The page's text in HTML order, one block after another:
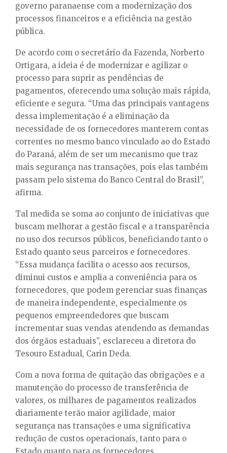
governo paranaense com a modernização dos
processos financeiros e a eficiência na gestão
pública.
De acordo com o secretário da Fazenda, Norberto
Ortigara, a ideia é de modernizar e agilizar o
processo para suprir as pendências de
pagamentos, oferecendo uma solução mais rápida,
eficiente e segura. “Uma das principais vantagens
dessa implementação é a eliminação da
necessidade de os fornecedores manterem contas
correntes no mesmo banco vinculado ao do Estado
do Paraná, além de ser um mecanismo que traz
mais segurança nas transações, pois elas também
passam pelo sistema do Banco Central do Brasil”,
afirma.
Tal medida se soma ao conjunto de iniciativas que
buscam melhorar a gestão fiscal e a transparência
no uso dos recursos públicos, beneficiando tanto o
Estado quanto seus parceiros e fornecedores.
“Essa mudança facilita o acesso aos recursos,
diminui custos e amplia a conveniência para os
fornecedores, que podem gerenciar suas finanças
de maneira independente, especialmente os
pequenos empreendedores que buscam
incrementar suas vendas atendendo as demandas
dos órgãos estaduais”, esclareceu a diretora do
Tesouro Estadual, Carin Deda.
Com a nova forma de quitação das obrigações e a
manutenção do processo de transferência de
valores, os milhares de pagamentos realizados
diariamente terão maior agilidade, maior
segurança nas transações e uma significativa
redução de custos operacionais, tanto para o
Estado quanto para os fornecedores.